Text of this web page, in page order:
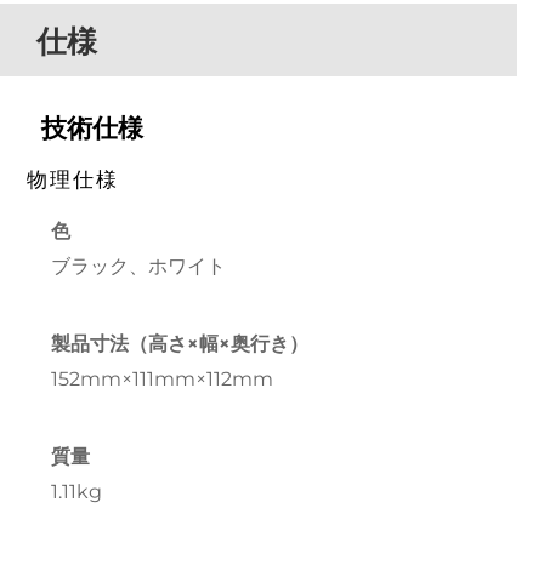
仕様
技術仕様
物理仕様
色
ブラック、ホワイト
製品寸法（高さ×幅×奥行き）
152mm×111mm×112mm
質量
1.11kg